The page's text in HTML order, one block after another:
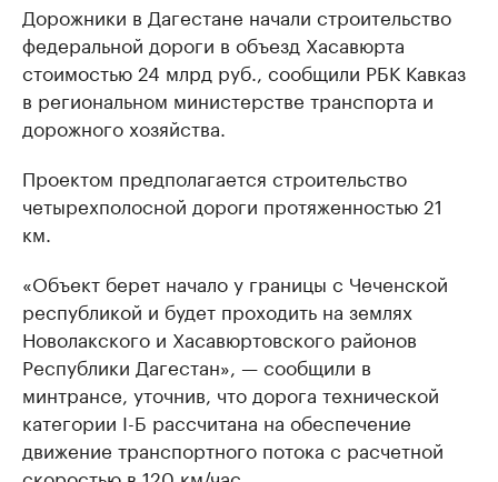
Дорожники в Дагестане начали строительство
федеральной дороги в объезд Хасавюрта
стоимостью 24 млрд руб., сообщили РБК Кавказ
в региональном министерстве транспорта и
дорожного хозяйства.
Проектом предполагается строительство
четырехполосной дороги протяженностью 21
км.
«Объект берет начало у границы с Чеченской
республикой и будет проходить на землях
Новолакского и Хасавюртовского районов
Республики Дагестан», — сообщили в
минтрансе, уточнив, что дорога технической
категории I-Б рассчитана на обеспечение
движение транспортного потока с расчетной